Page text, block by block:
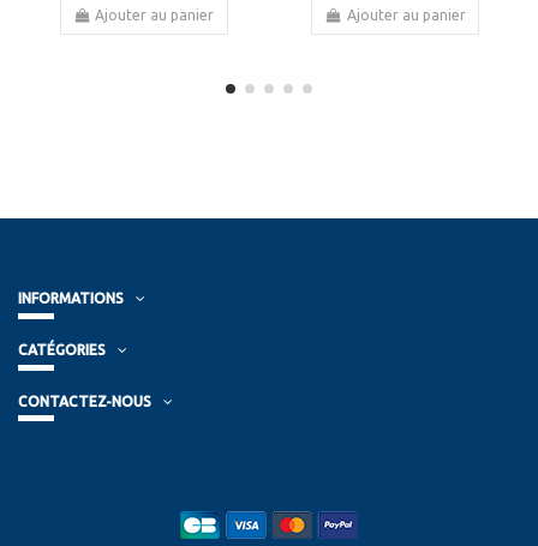
Ajouter au panier Ajouter au panier
INFORMATIONS
CATÉGORIES
CONTACTEZ-NOUS